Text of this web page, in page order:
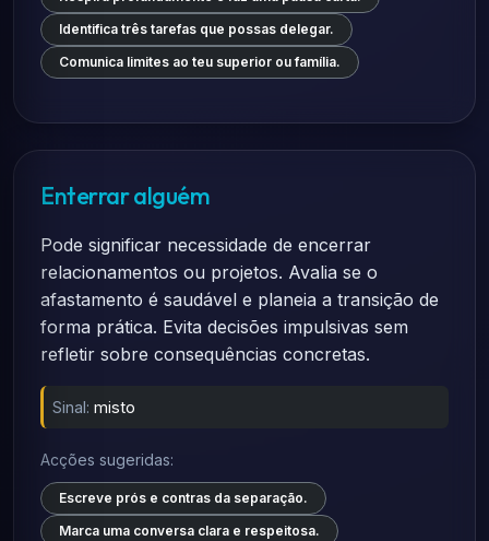
Identifica três tarefas que possas delegar.
Comunica limites ao teu superior ou família.
Enterrar alguém
Pode significar necessidade de encerrar
relacionamentos ou projetos. Avalia se o
afastamento é saudável e planeia a transição de
forma prática. Evita decisões impulsivas sem
refletir sobre consequências concretas.
Sinal: misto
Acções sugeridas:
Escreve prós e contras da separação.
Marca uma conversa clara e respeitosa.